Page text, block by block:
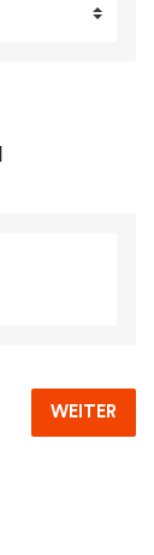
WEITER